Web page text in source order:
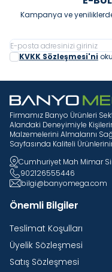
Kampanya ve
KVKK Sözleşmesi'ni
Firmamız Banyo Ürünleri
Alandaki Deneyimiyle
Malzemelerini Almalarını
Sayfasında Kaliteli
Cumhuriyet Mah Mimar
902126555446
bilgi@banyomega.com
Önemli Bilgiler
Teslimat Koşulları
Üyelik Sözleşmesi
Satış Sözleşmesi